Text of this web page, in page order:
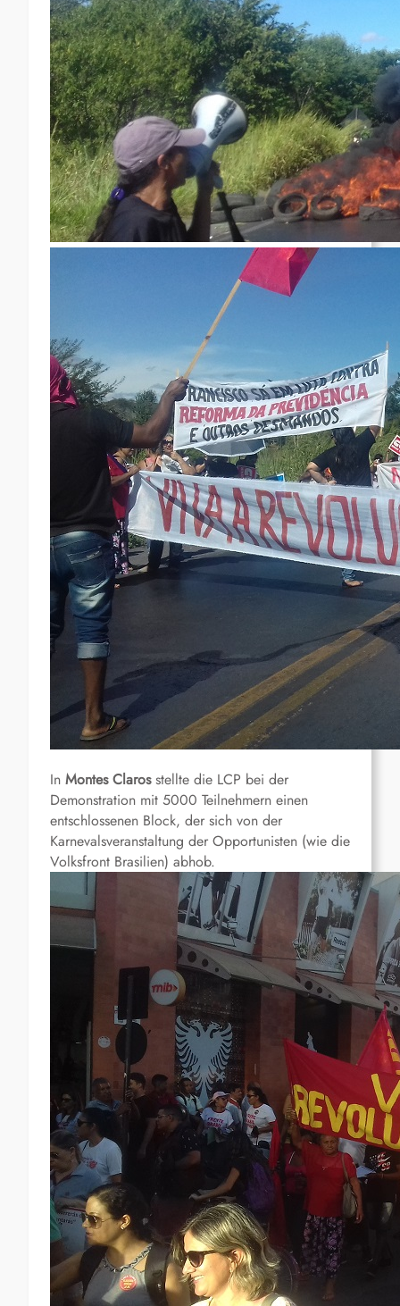
In Montes Clarosstellte die LCP bei der
Demonstration mit 5000 Teilnehmern einen
entschlossenen Block, der sich von der
Karnevalsveranstaltung der Opportunisten (wie die
Volksfront Brasilien) abhob.